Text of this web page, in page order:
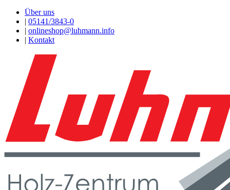
Über uns
| 05141/3843-0
| onlineshop@luhmann.info
| Kontakt